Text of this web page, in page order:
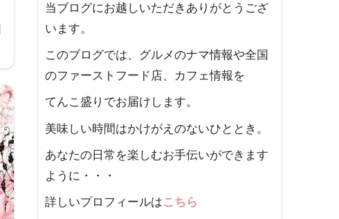
当ブログにお越しいただきありがとうござ
います。
このブログでは、グルメのナマ情報や全国
のファーストフード店、カフェ情報を
てんこ盛りでお届けします。
美味しい時間はかけがえのないひととき。
あなたの日常を楽しむお手伝いができます
ように・・・
詳しいプロフィールはこちら